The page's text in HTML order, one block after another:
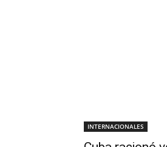
INTERNACIONALES